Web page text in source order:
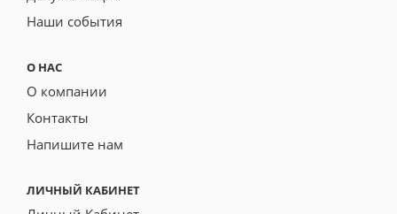
Наши события
О НАС
О компании
Контакты
Напишите нам
ЛИЧНЫЙ КАБИНЕТ